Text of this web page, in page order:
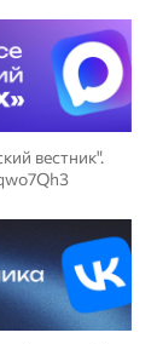
вестник".